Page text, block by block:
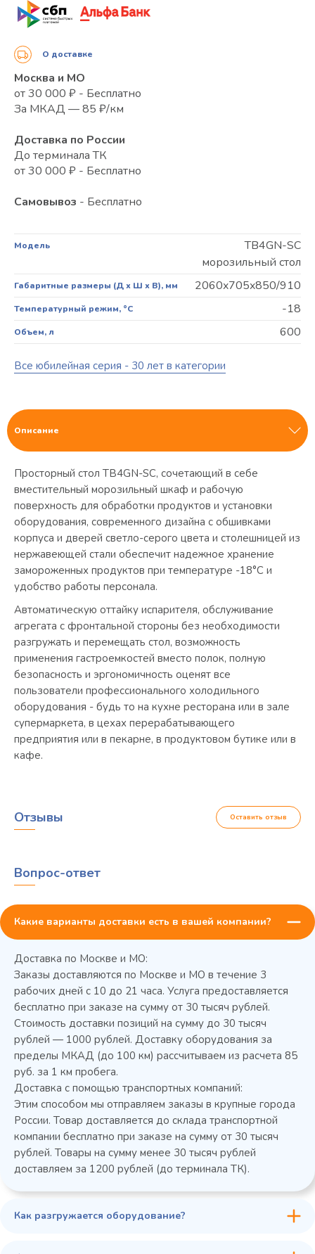
Модель
TB4GN-SC
морозильный стол
Габаритные размеры (Д х Ш х В), мм 2060x705x850/910
Температурный режим, °C -18
Объем, л 600
Все юбилейная серия - 30 лет в категории
О доставке
Москва и МО
от 30 000 ₽ - Бесплатно
За МКАД — 85 ₽/км
Доставка по России
До терминала ТК
от 30 000 ₽ - Бесплатно
Самовывоз - Бесплатно
Описание
Просторный стол TВ4GN-SC, сочетающий в себе
вместительный морозильный шкаф и рабочую
поверхность для обработки продуктов и установки
оборудования, современного дизайна с обшивками
корпуса и дверей светло-серого цвета и столешницей из
нержавеющей стали обеспечит надежное хранение
замороженных продуктов при температуре -18°С и
удобство работы персонала.
Автоматическую оттайку испарителя, обслуживание
агрегата с фронтальной стороны без необходимости
разгружать и перемещать стол, возможность
применения гастроемкостей вместо полок, полную
безопасность и эргономичность оценят все
пользователи профессионального холодильного
оборудования - будь то на кухне ресторана или в зале
супермаркета, в цехах перерабатывающего
предприятия или в пекарне, в продуктовом бутике или в
кафе.
Колода разрубочная КР-5/5
45 900 ₽
Отзывы Оставить отзыв
Вопрос-ответ
Какие варианты доставки есть в вашей компании?
Доставка по Москве и МО:
Заказы доставляются по Москве и МО в течение 3
рабочих дней с 10 до 21 часа. Услуга предоставляется
бесплатно при заказе на сумму от 30 тысяч рублей.
Стоимость доставки позиций на сумму до 30 тысяч
рублей — 1000 рублей. Доставку оборудования за
пределы МКАД (до 100 км) рассчитываем из расчета 85
руб. за 1 км пробега.
Доставка с помощью транспортных компаний:
Этим способом мы отправляем заказы в крупные города
России. Товар доставляется до склада транспортной
компании бесплатно при заказе на сумму от 30 тысяч
рублей. Товары на сумму менее 30 тысяч рублей
доставляем за 1200 рублей (до терминала ТК).
Как разгружается оборудование?